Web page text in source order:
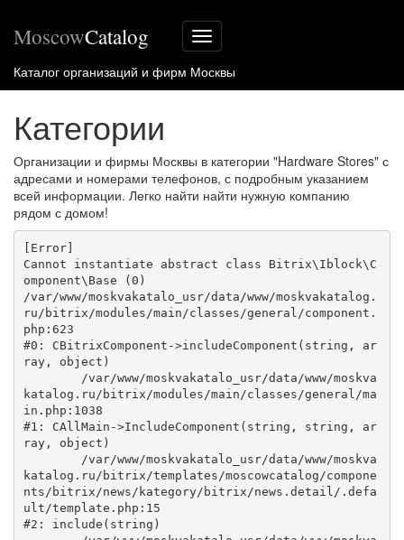
Меню
сайта
MoscowCatalog
Каталог организаций и фирм Москвы
Категории
Организации и фирмы Москвы в категории "Hardware Stores" с
адресами и номерами телефонов, с подробным указанием
всей информации. Легко найти найти нужную компанию
рядом с домом!
[Error]
Cannot instantiate abstract class Bitrix\Iblock\C
omponent\Base (0)
/var/www/moskvakatalo_usr/data/www/moskvakatalog.
ru/bitrix/modules/main/classes/general/component.
php:623
#0: CBitrixComponent->includeComponent(string, ar
ray, object)
katalog.ru/bitrix/modules/main/classes/general/ma
in.php:1038
#1: CAllMain->IncludeComponent(string, string, ar
ray, object)
katalog.ru/bitrix/templates/moscowcatalog/compone
nts/bitrix/news/kategory/bitrix/news.detail/.defa
ult/template.php:15
#2: include(string)